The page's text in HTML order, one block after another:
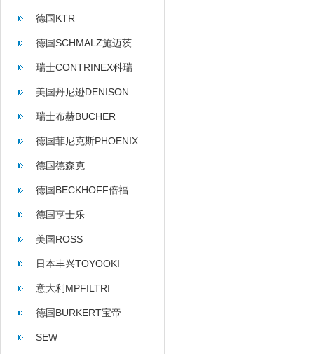
德国KTR
德国SCHMALZ施迈茨
瑞士CONTRINEX科瑞
美国丹尼逊DENISON
瑞士布赫BUCHER
德国菲尼克斯PHOENIX
德国德森克
德国BECKHOFF倍福
德国亨士乐
HENGSTLER
美国ROSS
日本丰兴TOYOOKI
意大利MPFILTRI
德国BURKERT宝帝
SEW